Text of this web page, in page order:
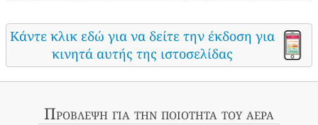
Κάντε κλικ εδώ για να δείτε την έκδοση για
κινητά αυτής της ιστοσελίδας
Πρόβλεψη για την ποιότητα του αέρα